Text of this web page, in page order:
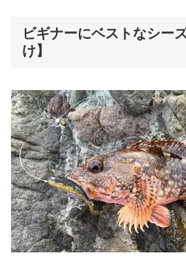
ビギナーにベストなシー
け】